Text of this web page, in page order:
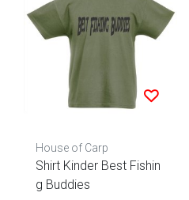
House of Carp
Shirt Kinder Best Fishin
g Buddies